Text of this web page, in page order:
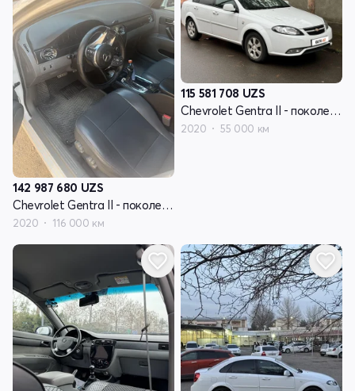
142 987 680 UZS
Chevrolet Gentra II - поколение
2020 116 000 км
115 581 708 UZS
Chevrolet Gentra II - поколение
2020 55 000 км